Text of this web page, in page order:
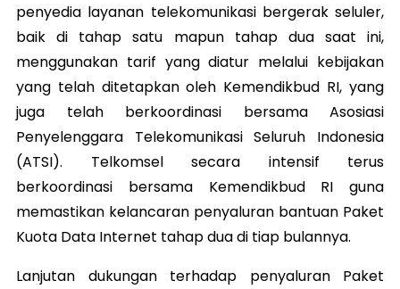
penyedia layanan telekomunikasi bergerak seluler,
baik di tahap satu mapun tahap dua saat ini,
menggunakan tarif yang diatur melalui kebijakan
yang telah ditetapkan oleh Kemendikbud RI, yang
juga telah berkoordinasi bersama Asosiasi
Penyelenggara Telekomunikasi Seluruh Indonesia
(ATSI). Telkomsel secara intensif terus
berkoordinasi bersama Kemendikbud RI guna
memastikan kelancaran penyaluran bantuan Paket
Kuota Data Internet tahap dua di tiap bulannya.
Lanjutan dukungan terhadap penyaluran Paket